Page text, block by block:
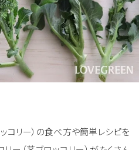
コリー）の食べ方や簡単レシピを